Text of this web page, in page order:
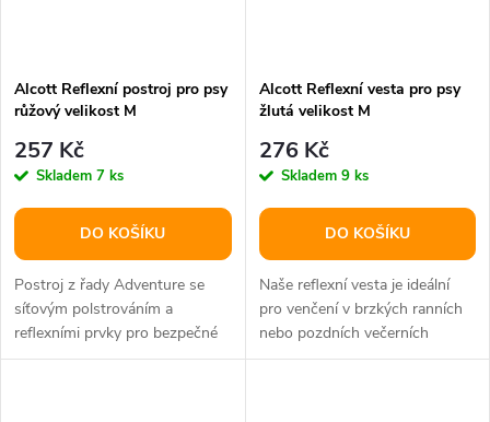
Alcott Reflexní postroj pro psy
růžový velikost M
257 Kč
Skladem 7 ks
DO KOŠÍKU
Postroj z řady Adventure se
síťovým polstrováním a
reflexními prvky pro bezpečné
užívání.
Alcott Reflexní vesta pro psy
žlutá velikost M
276 Kč
Skladem 9 ks
DO KOŠÍKU
Naše reflexní vesta je ideální
pro venčení v brzkých ranních
nebo pozdních večerních
hodinách.